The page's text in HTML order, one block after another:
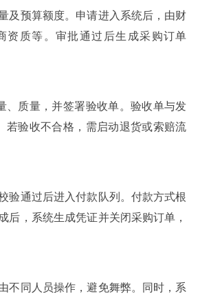
及预算额度。申请进入系统后，由财
资质等。审批通过后生成采购订单
、质量，并签署验收单。验收单与发
若验收不合格，需启动退货或索赔流
验通过后进入付款队列。付款方式根
后，系统生成凭证并关闭采购订单，
不同人员操作，避免舞弊。同时，系